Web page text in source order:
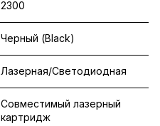
2300
Черный (Black)
Лазерная/Светодиодная
Совместимый лазерный
картридж